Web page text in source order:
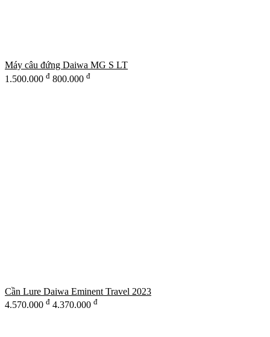
Máy câu đứng Daiwa MG S LT
1.500.000 đ 800.000 đ
Cần Lure Daiwa Eminent Travel 2023
4.570.000 đ 4.370.000 đ